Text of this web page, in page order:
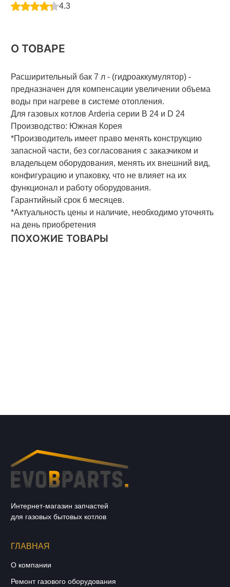
4.3
О ТОВАРЕ
Расширительный бак 7 л - (гидроаккумулятор) -
предназначен для компенсации увеличении объема
воды при нагреве в системе отопления.
Для газовых котлов Arderia серии B 24 и D 24
Производство: Южная Корея
*Производитель имеет право менять конструкцию
запасной части, без согласования с заказчиком и
владельцем оборудования, менять их внешний вид,
конфигурацию и упаковку, что не влияет на их
функционал и работу оборудования.
Гарантийный срок 6 месяцев.
*Актуальность цены и наличие, необходимо уточнять
на день приобретения
ПОХОЖИЕ ТОВАРЫ
Интернет-магазин запчастей
для газовых бытовых котлов
ГЛАВНАЯ
О компании
Ремонт газового оборудования